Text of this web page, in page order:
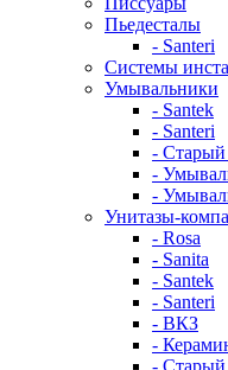
Пьедесталы
- Santeri
Системы
Умывальники
- Santek
- Santeri
-
-
-
Унитазы-
- Rosa
- Sanita
- Santek
- Santeri
- ВКЗ
-
-